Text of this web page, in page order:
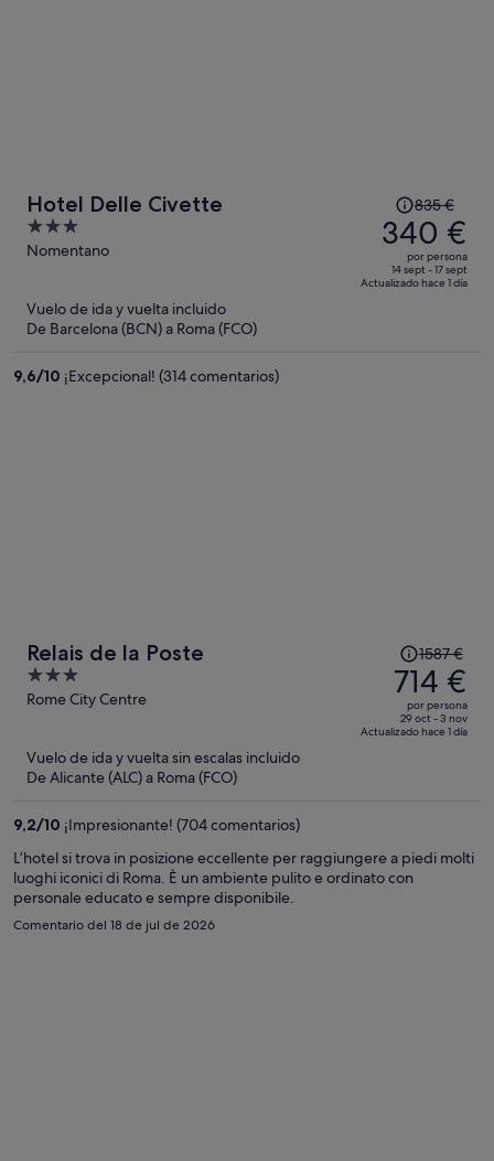
Hotel Delle Civette
3
out
Nomentano
precio
era
de
835 €,
835 €
340 €
por persona
14 sept - 17 sept
Actualizado hace 1 día
Vuelo de ida y vuelta incluido
De Barcelona (BCN) a Roma (FCO)
9,6/10 ¡Excepcional! (314 comentarios)
Relais de la Poste
3
out
Rome City Centre
El
precio
era
de
1587 €,
por
persona
1587 €
714 €
por persona
29 oct - 3 nov
Actualizado hace 1 día
Vuelo de ida y vuelta sin escalas incluido
De Alicante (ALC) a Roma (FCO)
9,2/10 ¡Impresionante! (704 comentarios)
L’hotel si trova in posizione eccellente per raggiungere a piedi molti
luoghi iconici di Roma. È un ambiente pulito e ordinato con
personale educato e sempre disponibile.
Comentario del 18 de jul de 2026